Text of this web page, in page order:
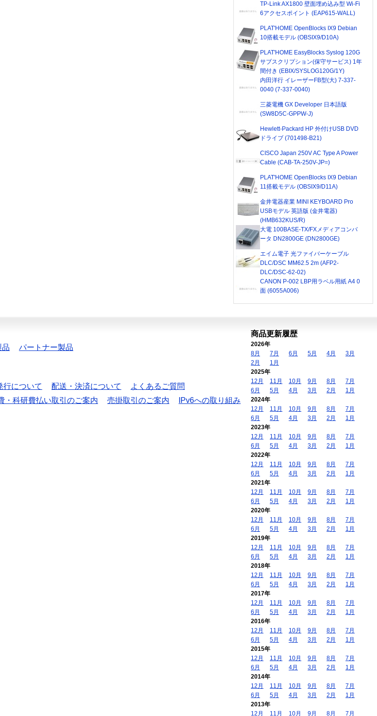
TP-Link AX1800 壁面埋め込み型 Wi-Fi
6アクセスポイント (EAP615-WALL)
PLAT'HOME OpenBlocks IX9 Debian
10搭載モデル (OBSIX9/D10A)
PLAT'HOME EasyBlocks Syslog 120G
サブスクリプション(保守サービス) 1年
間付き (EBIX/SYSLOG120G/1Y)
内田洋行 イレーザーFB型(大) 7-337-
0040 (7-337-0040)
三菱電機 GX Developer 日本語版
(SW8D5C-GPPW-J)
Hewlett-Packard HP 外付けUSB DVD
ドライブ (701498-B21)
CISCO Japan 250V AC Type A Power
Cable (CAB-TA-250V-JP=)
PLAT'HOME OpenBlocks IX9 Debian
11搭載モデル (OBSIX9/D11A)
金井電器産業 MINI KEYBOARD Pro
USBモデル 英語版 (金井電器)
(HMB632KUS/R)
大電 100BASE-TX/FXメディアコンバ
ータ DN2800GE (DN2800GE)
エイム電子 光ファイバーケーブル
DLC/DSC MM62.5 2m (AFP2-
DLC/DSC-62-02)
CANON P-002 LBP用ラベル用紙 A4 0
面 (6055A006)
品 パートナー製品
行について 配送・決済について
よくあるご質問
・科研費払い取引のご案内 売掛取引のご案内
IPv6への取り組み
商品更新履歴
2026年
8月
7月 6月 5月 4月
3月
2月
1月
2025年
12月
11月 10月 9月 8月
7月
6月
5月 4月 3月 2月
1月
2024年
12月
11月 10月 9月 8月
7月
6月
5月 4月 3月 2月
1月
2023年
12月
11月 10月 9月 8月
7月
6月
5月 4月 3月 2月
1月
2022年
12月
11月 10月 9月 8月
7月
6月
5月 4月 3月 2月
1月
2021年
12月
11月 10月 9月 8月
7月
6月
5月 4月 3月 2月
1月
2020年
12月
11月 10月 9月 8月
7月
6月
5月 4月 3月 2月
1月
2019年
12月
11月 10月 9月 8月
7月
6月
5月 4月 3月 2月
1月
2018年
12月
11月 10月 9月 8月
7月
6月
5月 4月 3月 2月
1月
2017年
12月
11月 10月 9月 8月
7月
6月
5月 4月 3月 2月
1月
2016年
12月
11月 10月 9月 8月
7月
6月
5月 4月 3月 2月
1月
2015年
12月
11月 10月 9月 8月
7月
6月
5月 4月 3月 2月
1月
2014年
12月
11月 10月 9月 8月
7月
6月
5月 4月 3月 2月
1月
2013年
12月
11月 10月 9月 8月 7月